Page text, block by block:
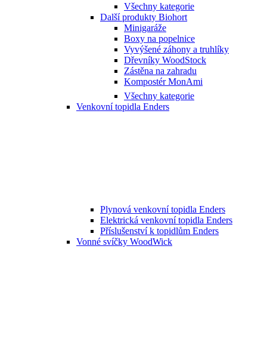
Všechny kategorie
Další produkty Biohort
Minigaráže
Boxy na popelnice
Vyvýšené záhony a truhlíky
Dřevníky WoodStock
Zástěna na zahradu
Kompostér MonAmi
Všechny kategorie
Venkovní topidla Enders
Plynová venkovní topidla Enders
Elektrická venkovní topidla Enders
Příslušenství k topidlům Enders
Vonné svíčky WoodWick